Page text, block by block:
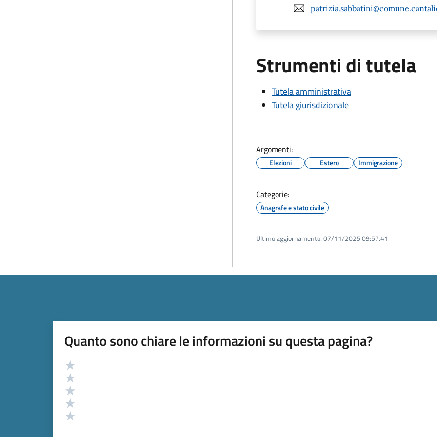
Strumenti di tutela
Tutela amministrativa
Tutela giurisdizionale
Argomenti:
Elezioni Estero Immigrazione
Categorie:
Anagrafe e stato civile
Ultimo aggiornamento:07/11/2025 09:57.41
Quanto sono chiare le informazioni su questa pagina?
Valutazione